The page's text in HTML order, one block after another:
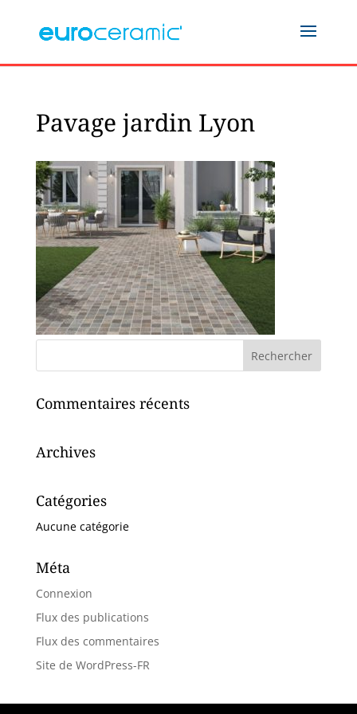
Pavage jardin Lyon
Commentaires récents
Archives
Catégories
Aucune catégorie
Méta
Connexion
Flux des publications
Flux des commentaires
Site de WordPress-FR